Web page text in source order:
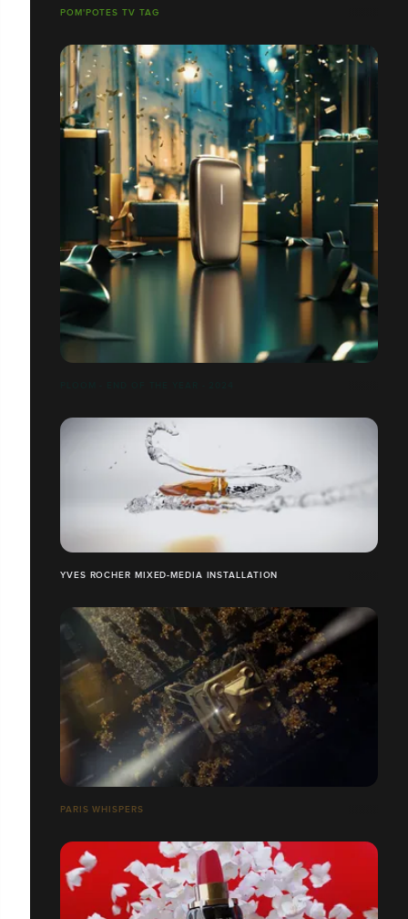
POM'POTES TV TAG
YVES ROCHER MIXED-MEDIA INSTALLATION
PARIS WHISPERS